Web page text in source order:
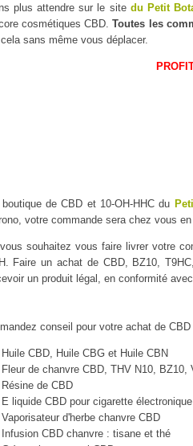
plus attendre sur le site du Petit
cosmétiques CBD.Toutes les
sans même vous déplacer.
boutique de CBD et 10-OH-HHC du
votre commande sera chez vous
souhaitez vous faire livrer votre
Faire un achat de CBD, BZ10,
un produit légal, en conformité
conseil pour votre achat de CBD
CBD, Huile CBG et Huile CBN
de chanvre CBD, THV N10, BZ10,
de CBD
liquide CBD pour cigarette électronique
d'herbe chanvre CBD
CBD chanvre : tisane et thé